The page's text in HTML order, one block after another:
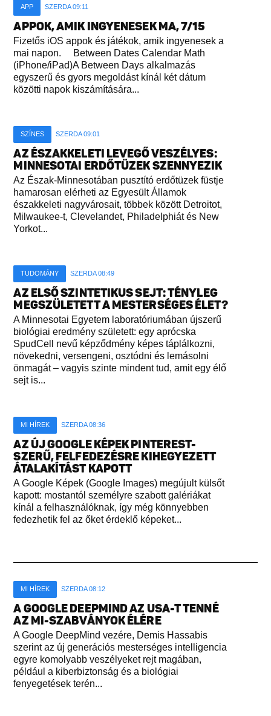
APP SZERDA 09:11
APPOK, AMIK INGYENESEK MA, 7/15
Fizetős iOS appok és játékok, amik ingyenesek a
mai napon. Between Dates Calendar Math
(iPhone/iPad)A Between Days alkalmazás
egyszerű és gyors megoldást kínál két dátum
közötti napok kiszámítására...
SZÍNES SZERDA 09:01
AZ ÉSZAKKELETI LEVEGŐ VESZÉLYES:
MINNESOTAI ERDŐTÜZEK SZENNYEZIK
Az Észak-Minnesotában pusztító erdőtüzek füstje
hamarosan elérheti az Egyesült Államok
északkeleti nagyvárosait, többek között Detroitot,
Milwaukee-t, Clevelandet, Philadelphiát és New
Yorkot...
TUDOMÁNY SZERDA 08:49
AZ ELSŐ SZINTETIKUS SEJT: TÉNYLEG
MEGSZÜLETETT A MESTERSÉGES ÉLET?
A Minnesotai Egyetem laboratóriumában újszerű
biológiai eredmény született: egy aprócska
SpudCell nevű képződmény képes táplálkozni,
növekedni, versengeni, osztódni és lemásolni
önmagát – vagyis szinte mindent tud, amit egy élő
sejt is...
MI HÍREK SZERDA 08:36
AZ ÚJ GOOGLE KÉPEK PINTEREST-
SZERŰ, FELFEDEZÉSRE KIHEGYEZETT
ÁTALAKÍTÁST KAPOTT
A Google Képek (Google Images) megújult külsőt
kapott: mostantól személyre szabott galériákat
kínál a felhasználóknak, így még könnyebben
fedezhetik fel az őket érdeklő képeket...
MI HÍREK SZERDA 08:12
A GOOGLE DEEPMIND AZ USA-T TENNÉ
AZ MI-SZABVÁNYOK ÉLÉRE
A Google DeepMind vezére, Demis Hassabis
szerint az új generációs mesterséges intelligencia
egyre komolyabb veszélyeket rejt magában,
például a kiberbiztonság és a biológiai
fenyegetések terén...